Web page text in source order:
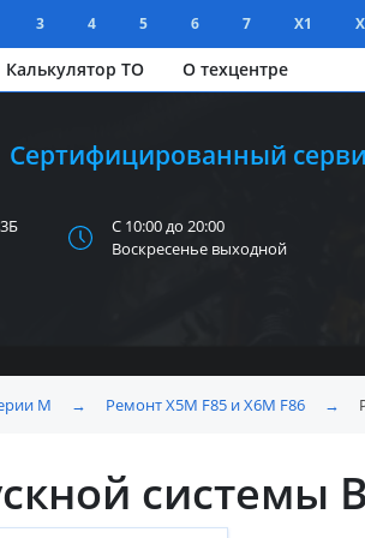
3 4 5 6 7 X1
Калькулятор ТО О техцентре
Сертифицированный
С 10:00 до 20:00
Воскресенье выходной
M → Ремонт X5M F85 и X6M F86 →
системы